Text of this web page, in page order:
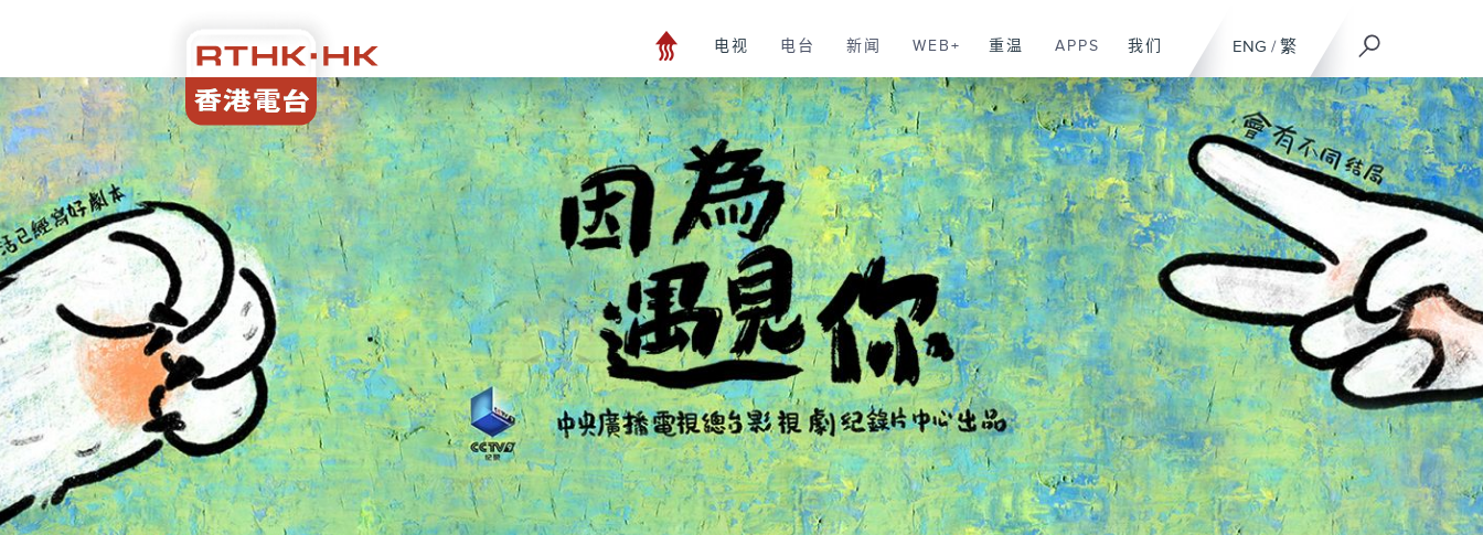
ENG / 繁
电视 电台 新闻 WEB+ 重温 APPS 我们